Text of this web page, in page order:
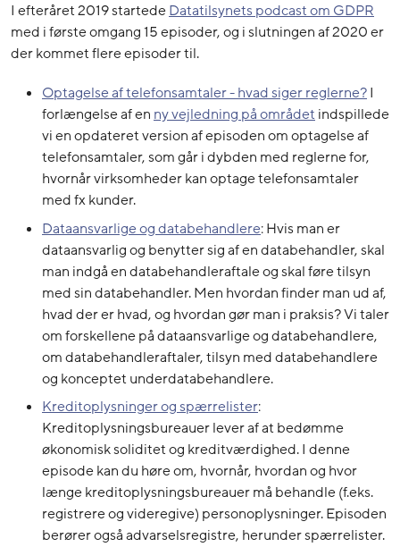
I efteråret 2019 startedeDatatilsynets podcast om GDPR
med i første omgang 15 episoder, og i slutningen af 2020 er
der kommet flere episoder til.
Optagelse af telefonsamtaler - hvad siger reglerne?I
forlængelse af en ny vejledning på området indspillede
vi en opdateret version af episoden om optagelse af
telefonsamtaler, som går i dybden med reglerne for,
hvornår virksomheder kan optage telefonsamtaler
med fx kunder.
Dataansvarlige og databehandlere: Hvis man er
dataansvarlig og benytter sig af en databehandler, skal
man indgå en databehandleraftale og skal føre tilsyn
med sin databehandler. Men hvordan finder man ud af,
hvad der er hvad, og hvordan gør man i praksis? Vi taler
om forskellene på dataansvarlige og databehandlere,
om databehandleraftaler, tilsyn med databehandlere
og konceptet underdatabehandlere.
Kreditoplysninger og spærrelister:
Kreditoplysningsbureauer lever af at bedømme
økonomisk soliditet og kreditværdighed. I denne
episode kan du høre om, hvornår, hvordan og hvor
længe kreditoplysningsbureauer må behandle (f.eks.
registrere og videregive) personoplysninger. Episoden
berører også advarselsregistre, herunder spærrelister.